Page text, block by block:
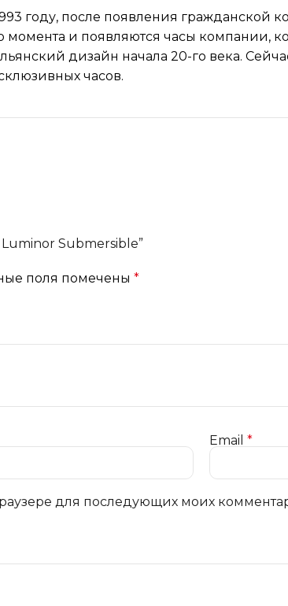
году, после появления гражданской
и появляются часы компании,
дизайн начала 20-го века.
часов.
Submersible”
поля помечены *
Email *
для последующих моих